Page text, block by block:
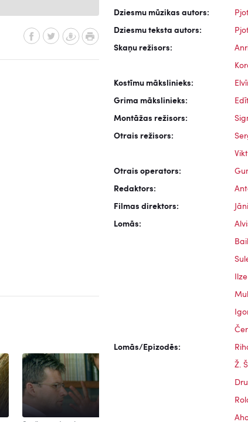
Dziesmu mūzikas autors:
Dziesmu teksta autors:
Skaņu režisors:
Kostīmu mākslinieks:
Grima mākslinieks:
Montāžas režisors:
Otrais režisors:
Otrais operators:
Redaktors:
Filmas direktors:
Lomās:
Lomās/Epizodēs:
Ž.